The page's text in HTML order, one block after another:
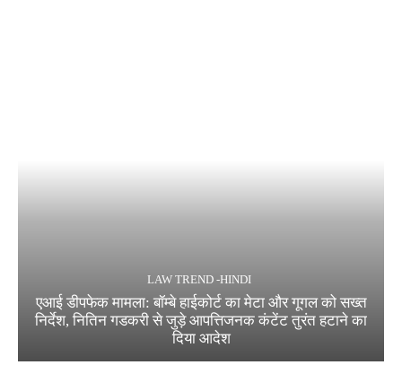
LAW TREND -HINDI
एआई डीपफेक मामला: बॉम्बे हाईकोर्ट का मेटा और गूगल को सख्त
निर्देश, नितिन गडकरी से जुड़े आपत्तिजनक कंटेंट तुरंत हटाने का
दिया आदेश